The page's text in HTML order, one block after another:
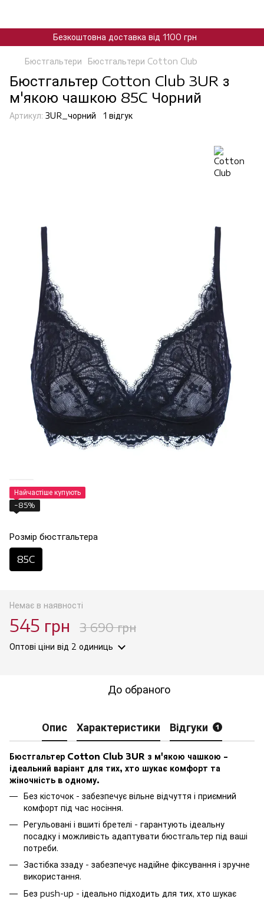
Безкоштовна доставка від 1100 грн
Бюстгальтери Бюстгальтери Cotton Club
Бюстгальтер Cotton Club 3UR з
м'якою чашкою 85C Чорний
Артикул: 3UR_чорний 1 відгук
Найчастіше купують
−85%
Розмір бюстгальтера
85C
Немає в наявності
545 грн 3 690 грн
Оптові ціни від 2 одиниць
До обраного
Опис Характеристики Відгуки 1
Бюстгальтер Cotton Club 3UR з м'якою чашкою -
ідеальний варіант для тих, хто шукає комфорт та
жіночність в одному.
Без кісточок - забезпечує вільне відчуття і приємний
комфорт під час носіння.
Регульовані і вшиті бретелі - гарантують ідеальну
посадку і можливість адаптувати бюстгальтер під ваші
потреби.
Застібка ззаду - забезпечує надійне фіксування і зручне
використання.
Без push-up - ідеально підходить для тих, хто шукає